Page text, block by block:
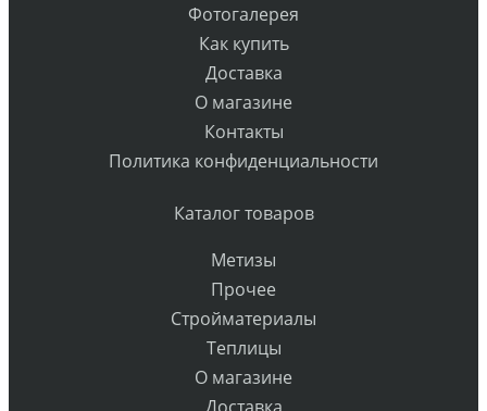
Фотогалерея
Как купить
Доставка
О магазине
Контакты
Политика конфиденциальности
Каталог товаров
Метизы
Прочее
Стройматериалы
Теплицы
О магазине